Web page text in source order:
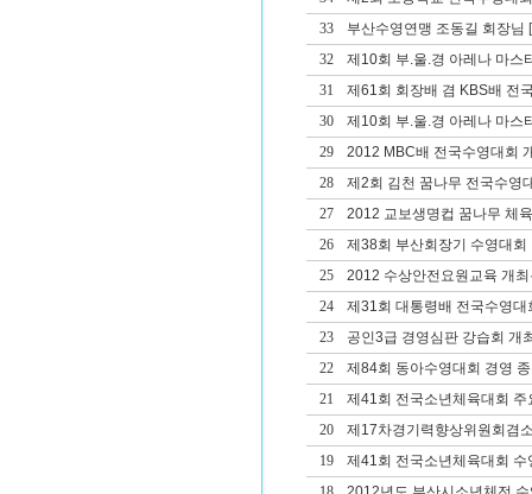
33
부산수영연맹 조동길 회장님
32
제10회 부.울.경 아레나 마스
31
제61회 회장배 겸 KBS배 전
30
제10회 부.울.경 아레나 마스
29
2012 MBC배 전국수영대회
28
제2회 김천 꿈나무 전국수영
27
2012 교보생명컵 꿈나무 체
26
제38회 부산회장기 수영대
25
2012 수상안전요원교육 개최
24
제31회 대통령배 전국수영대
23
공인3급 경영심판 강습회 개
22
제84회 동아수영대회 경영
21
제41회 전국소년체육대회 주
20
제17차경기력향상위원회겸
19
제41회 전국소년체육대회 수